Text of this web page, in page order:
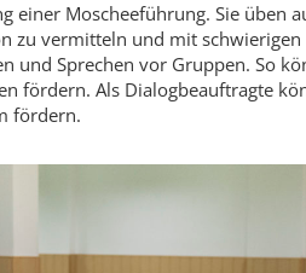
Moscheeführung. Sie üben
zu vermitteln und mit schwierigen
und Sprechen vor Gruppen. So
fördern. Als Dialogbeauftragte
fördern.